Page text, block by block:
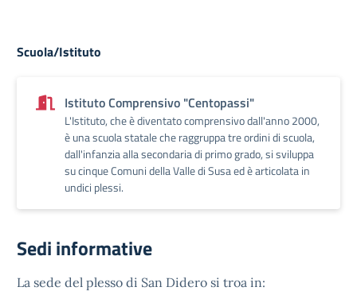
Scuola/Istituto
Istituto Comprensivo "Centopassi"
L'Istituto, che è diventato comprensivo dall'anno 2000,
è una scuola statale che raggruppa tre ordini di scuola,
dall'infanzia alla secondaria di primo grado, si sviluppa
su cinque Comuni della Valle di Susa ed è articolata in
undici plessi.
Sedi informative
La sede del plesso di San Didero si troa in: